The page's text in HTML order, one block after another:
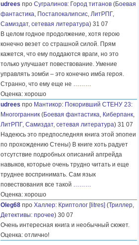
udrees про Сугралинов: Город титанов (Боевая
фантастика, Постапокалипсис, ЛитРПГ,
Самиздат, сетевая литература) 31 07
В целом годное продолжение, хотя герою
конечно везет со страшной силой. Прям
кажется, что ему поддаются враги, но это
только улучшает повествование. Умение
управлять зомби – это конечно имба героя.
Странно, что ему еще не ………
Оценка: хорошо
udrees про Мантикор: Покоривший СТЕНУ 23:
Многогранник (Боевая фантастика, Киберпанк,
ЛитРПГ, Самиздат, сетевая литература) 31 07
Надеюсь это предпоследняя книга этой эпопеи
по прохождению Стены) В книге хоть радует
отсутствие подробных описаний апгрейда
навыков, которые очень трудно читать и еще
труднее воспринимать. Сам язык
повествования все такой ………
Оценка: хорошо
Oleg68 про Халлер: Криптолог [litres] (Триллер,
Детективы: прочее) 30 07
Очень интересная книга и необычный сюжет.
Оценка: отлично!